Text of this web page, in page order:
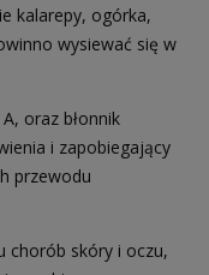
kalarepy, ogórka,
wysiewać się w
oraz błonnik
i zapobiegający
przewodu
chorób skóry i oczu,